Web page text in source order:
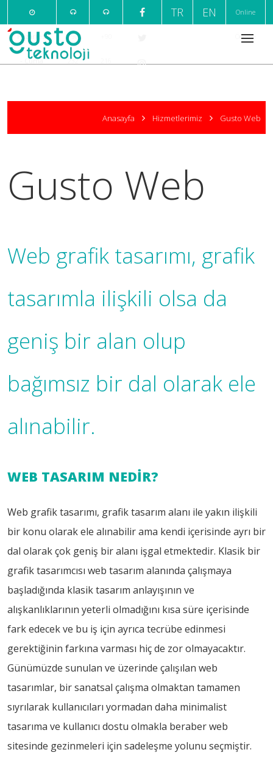
Pazartesi
- Cuma
+90
232
999 666
TR EN Online
Ödeme
Anasayfa Hizmetlerimiz Gusto Web
Gusto Web
Web grafik tasarımı, grafik
tasarımla ilişkili olsa da
geniş bir alan olup
bağımsız bir dal olarak ele
alınabilir.
WEB TASARIM NEDİR?
Web grafik tasarımı, grafik tasarım alanı ile yakın ilişkili
bir konu olarak ele alınabilir ama kendi içerisinde ayrı bir
dal olarak çok geniş bir alanı işgal etmektedir. Klasik bir
grafik tasarımcısı web tasarım alanında çalışmaya
başladığında klasik tasarım anlayışının ve
alışkanlıklarının yeterli olmadığını kısa süre içerisinde
fark edecek ve bu iş için ayrıca tecrübe edinmesi
gerektiğinin farkına varması hiç de zor olmayacaktır.
Günümüzde sunulan ve üzerinde çalışılan web
tasarımlar, bir sanatsal çalışma olmaktan tamamen
sıyrılarak kullanıcıları yormadan daha minimalist
tasarıma ve kullanıcı dostu olmakla beraber web
sitesinde gezinmeleri için sadeleşme yolunu seçmiştir.